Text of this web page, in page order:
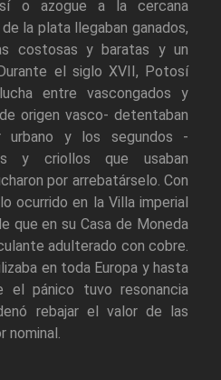
o azogue a la cercana
la plata llegaban ganados,
costosas y baratas y un
el siglo XVII, Potosí
entre vascongados y
origen vasco- detentaban
y los segundos -
y criollos que usaban
por arrebatárselo. Con
ocurrido en la Villa imperial
que en su Casa de Moneda
adulterado con cobre.
en toda Europa y hasta
el pánico tuvo resonancia
rebajar el valor de las
nominal.